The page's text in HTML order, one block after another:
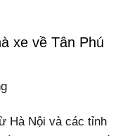
xe về Tân Phú
Hà Nội và các tỉnh